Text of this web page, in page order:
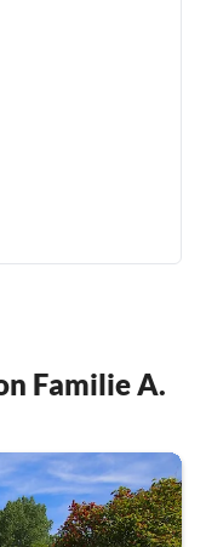
Familie A.